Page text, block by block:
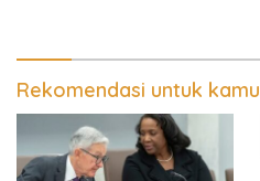
Rekomendasi untuk kamu